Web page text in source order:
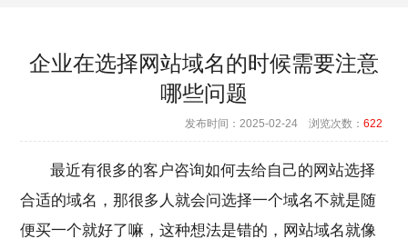
企业在选择网站域名的时候需要注意
哪些问题
发布时间：2025-02-24 浏览次数： 622
最近有很多的客户咨询如何去给自己的网站选择
合适的域名，那很多人就会问选择一个域名不就是随
便买一个就好了嘛，这种想法是错的，网站域名就像